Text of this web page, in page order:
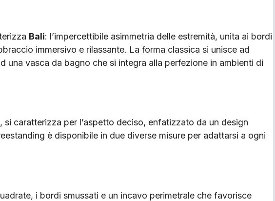
Bali: l’impercettibile asimmetria delle estremità, unita ai bordi
immersivo e rilassante. La forma classica si unisce ad
una vasca da bagno che si integra alla perfezione in ambienti di
si caratterizza per l’aspetto deciso, enfatizzato da un design
è disponibile in due diverse misure per adattarsi a ogni
i bordi smussati e un incavo perimetrale che favorisce